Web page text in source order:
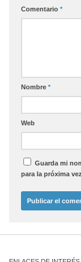
Comentario *
Nombre *
Web
Guarda mi
para la próxima